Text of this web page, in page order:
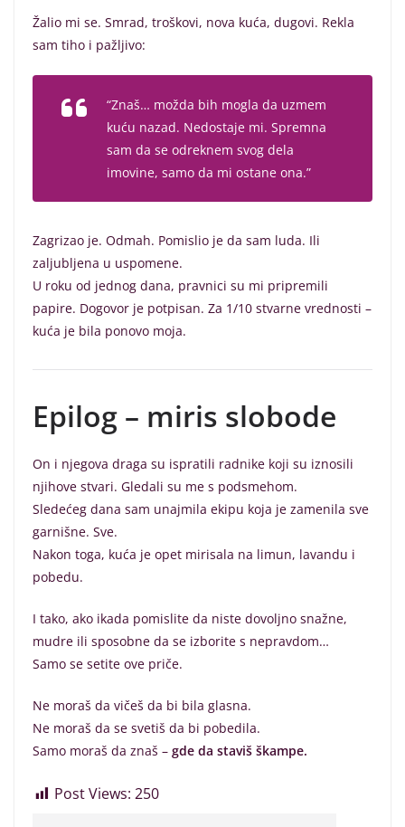
Žalio mi se. Smrad, troškovi, nova kuća, dugovi. Rekla
sam tiho i pažljivo:
“Znaš… možda bih mogla da uzmem
kuću nazad. Nedostaje mi. Spremna
sam da se odreknem svog dela
imovine, samo da mi ostane ona.”
Zagrizao je. Odmah. Pomislio je da sam luda. Ili
zaljubljena u uspomene.
U roku od jednog dana, pravnici su mi pripremili
papire. Dogovor je potpisan. Za 1/10 stvarne vrednosti –
kuća je bila ponovo moja.
Epilog – miris slobode
On i njegova draga su ispratili radnike koji su iznosili
njihove stvari. Gledali su me s podsmehom.
Sledećeg dana sam unajmila ekipu koja je zamenila sve
garnišne. Sve.
Nakon toga, kuća je opet mirisala na limun, lavandu i
pobedu.
I tako, ako ikada pomislite da niste dovoljno snažne,
mudre ili sposobne da se izborite s nepravdom…
Samo se setite ove priče.
Ne moraš da vičeš da bi bila glasna.
Ne moraš da se svetiš da bi pobedila.
Samo moraš da znaš – gde da staviš škampe.
Post Views: 250